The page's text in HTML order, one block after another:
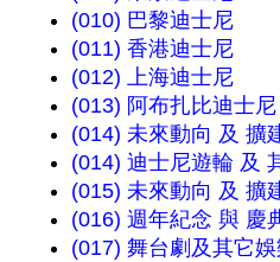
(010) 巴黎迪士尼
(011) 香港迪士尼
(012) 上海迪士尼
(013) 阿布扎比迪士尼
(014) 未來動向 及 擴
(014) 迪士尼遊輪 及
(015) 未來動向 及 擴
(016) 週年紀念 與 慶
(017) 舞台劇及其它